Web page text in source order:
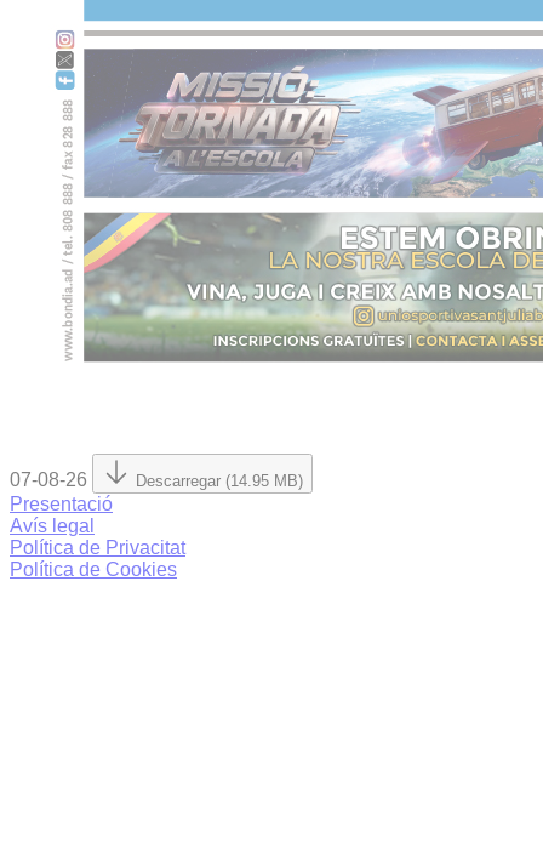
07-08-26 Descarregar (14.95 MB)
Presentació
Avís legal
Política de Privacitat
Política de Cookies